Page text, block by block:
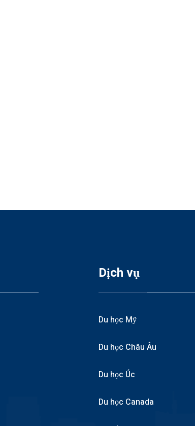
Dịch vụ
Du học Mỹ
Du học Châu Âu
Du học Úc
Du học Canada